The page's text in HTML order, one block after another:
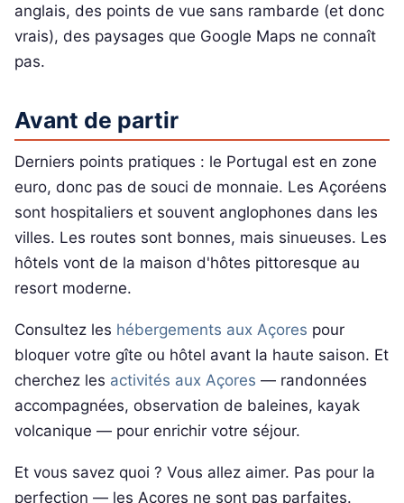
anglais, des points de vue sans rambarde (et donc
vrais), des paysages que Google Maps ne connaît
pas.
Avant de partir
Derniers points pratiques : le Portugal est en zone
euro, donc pas de souci de monnaie. Les Açoréens
sont hospitaliers et souvent anglophones dans les
villes. Les routes sont bonnes, mais sinueuses. Les
hôtels vont de la maison d'hôtes pittoresque au
resort moderne.
Consultez les hébergements aux Açores pour
bloquer votre gîte ou hôtel avant la haute saison. Et
cherchez les activités aux Açores — randonnées
accompagnées, observation de baleines, kayak
volcanique — pour enrichir votre séjour.
Et vous savez quoi ? Vous allez aimer. Pas pour la
perfection — les Açores ne sont pas parfaites.